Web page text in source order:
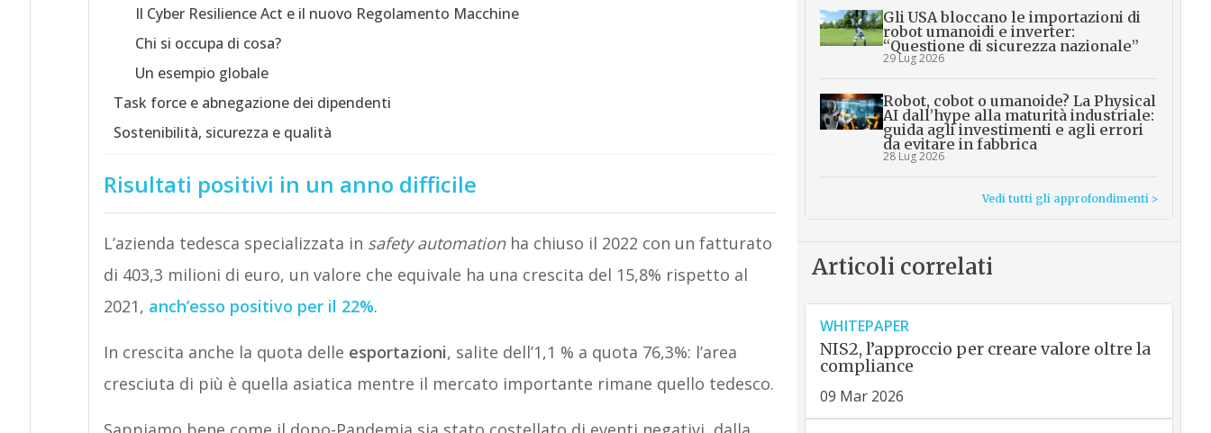
Il Cyber Resilience Act e il nuovo Regolamento Macchine
Chi si occupa di cosa?
Un esempio globale
Task force e abnegazione dei dipendenti
Sostenibilità, sicurezza e qualità
Risultati positivi in un anno difficile
L’azienda tedesca specializzata in safety automationha chiuso il 2022 con un fatturato
di 403,3 milioni di euro, un valore che equivale ha una crescita del 15,8% rispetto al
2021, anch’esso positivo per il 22%.
In crescita anche la quota delle esportazioni, salite dell’1,1 % a quota 76,3%: l’area
cresciuta di più è quella asiatica mentre il mercato importante rimane quello tedesco.
Gli USA bloccano le importazioni di
robot umanoidi e inverter:
“Questione di sicurezza nazionale”
29 Lug 2026
Robot, cobot o umanoide? La Physical
AI dall’hype alla maturità industriale:
guida agli investimenti e agli errori
da evitare in fabbrica
28 Lug 2026
Vedi tutti gli approfondimenti >
Articoli correlati
WHITEPAPER
NIS2, l’approccio per creare valore oltre la
compliance
09 Mar 2026